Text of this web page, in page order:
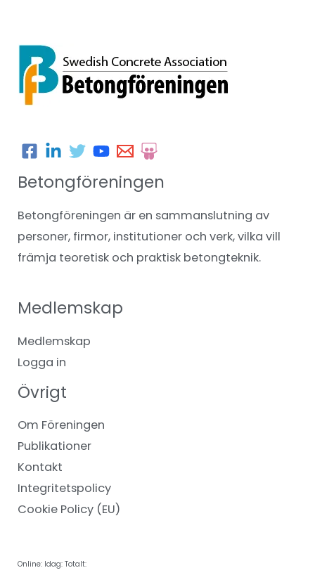
Betongföreningen
Betongföreningen är en sammanslutning av
personer, firmor, institutioner och verk, vilka vill
främja teoretisk och praktisk betongteknik.
Medlemskap
Medlemskap
Logga in
Övrigt
Om Föreningen
Publikationer
Kontakt
Integritetspolicy
Cookie Policy (EU)
Online: Idag: Totalt: